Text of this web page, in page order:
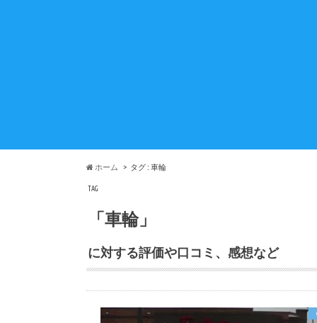
ホーム タグ : 車輪
TAG
「車輪」
に対する評価や口コミ、感想など